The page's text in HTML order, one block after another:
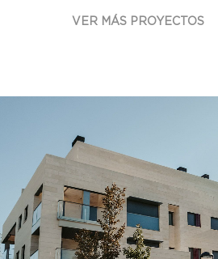
VER MÁS PROYECTOS
AMARILLO BOSQUE